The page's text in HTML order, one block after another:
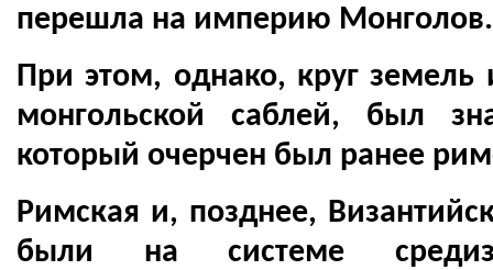
перешла на империю Монголов.
При этом, однако, круг
монгольской саблей, был
который очерчен был ранее
Римская и, позднее,
были на системе